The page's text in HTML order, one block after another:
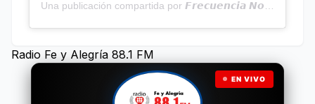
Radio Fe y Alegría 88.1 FM
EN VIVO